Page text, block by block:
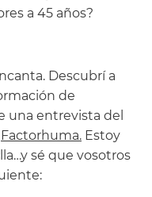
a 45 años?
Descubrí a
de
una entrevista del
Factorhuma. Estoy
sé que vosotros